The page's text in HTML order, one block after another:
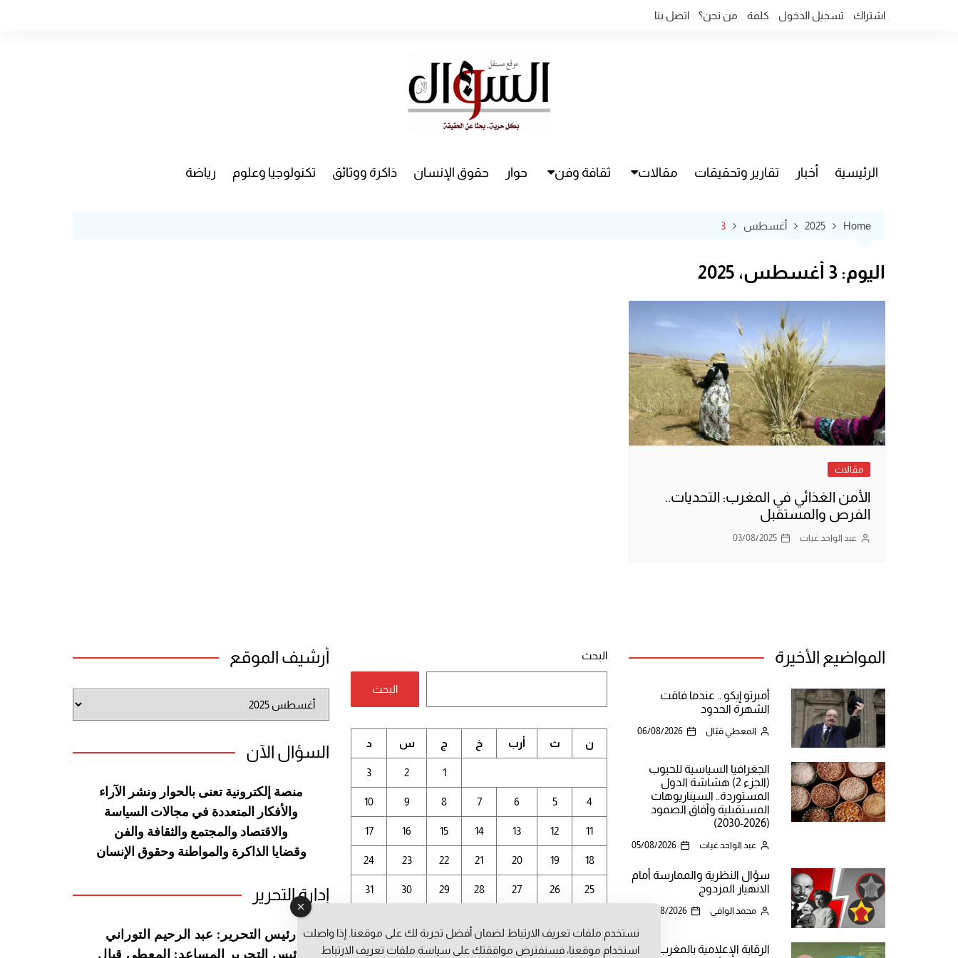
اشتراك تسجيل الدخول كلمة من نحن؟ اتصل بنا
الرئيسية أخبار تقارير وتحقيقات مقالات ثقافة وفن حوار حقوق الإنسان ذاكرة ووثائق تكنولوجيا وعلوم رياضة
Home
2025 أغسطس 3
اليوم: 3 أغسطس، 2025
مقالات
الأمن الغذائي في المغرب: التحديات..
الفرص والمستقبل
عبد الواحد غيات 03/08/2025
المواضيع الأخيرة
أمبرتو إيكو .. عندما فاقت
الشهرة الحدود
المعطي قبّال 06/08/2026
الجغرافيا السياسية للحبوب
(الجزء 2) هشاشة الدول
المستوردة.. السيناريوهات
المستقبلية وآفاق الصمود
(2026-2030)
عبد الواحد غيات 05/08/2026
سؤال النظرية والممارسة أمام
الانهيار المزدوج
محمد الوافي 05/08/2026
الرقابة الإعلامية بالمغرب
البحث
البحث
ن ث أرب خ ج س د
1
2
3
4
5
6
7
8
9
10
11
12
13
14
15
16
17
18
19
20
21
22
23
24
25
26
27
28
29
30
31
أرشيف الموقع
أرشيف
السؤال الآن
منصة إلكترونية تعنى بالحوار ونشر
الآراء
والأفكار المتعددة في مجالات السياسة
والاقتصاد والمجتمع والثقافة والفن
وقضايا الذاكرة والمواطنة وحقوق الإنسان
إدارة التحرير
رئيس التحرير: عبد الرحيم التوراني
رئيس التحرير المساعد: المعطي قبال
نستخدم ملفات تعريف الارتباط لضمان أفضل تجربة لك على موقعنا. إذا واصلت
استخدام موقعنا، فسنفترض موافقتك على سياسة ملفات تعريف الارتباط